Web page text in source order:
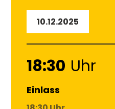
10.12.2025
18:30 Uhr
Einlass